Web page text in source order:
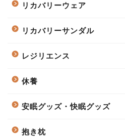
リカバリーウェア
リカバリーサンダル
レジリエンス
休養
安眠グッズ・快眠グッズ
抱き枕